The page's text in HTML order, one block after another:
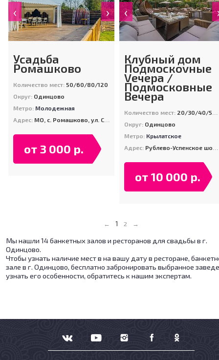
‹ ›
Усадьба
Ромашково
Количество мест: 50/60/80/120
Округ: Одинцово
Метро: Молодежная
Адрес: МО, с. Ромашково, ул. Советская, д. 14А
от 3 000 р.
‹
Клубный дом
Подмоскоvные
Vечера /
Подмосковные
Вечера
Количество мест: 20/30/40/50/60/80/250
Округ: Одинцово
Метро: Крылатское
Адрес: Рублево-Успенское шоссе, дер. Жуковка, д. 205
от 10 000 р.
← 1 2 →
Мы нашли 14 банкетных залов и ресторанов для свадьбы в г.
Одинцово.
Чтобы узнать наличие мест в на вашу дату в ресторане,
зале в г. Одинцово, бесплатно забронировать выбранное
узнать его особенности, обратитесь к нашим экспертам.